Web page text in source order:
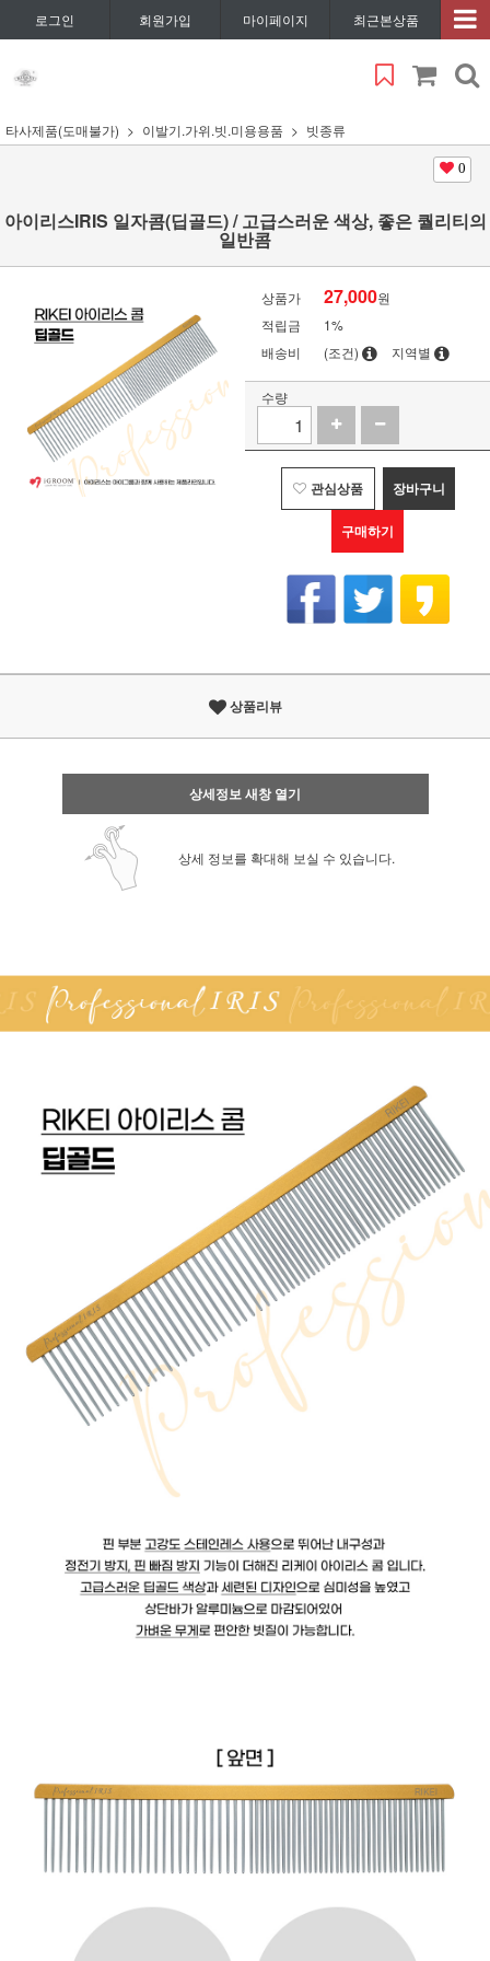
로그인 회원가입 마이페이지 최근본상품
타사제품(도매불가) 이발기.가위.빗.미용용품 빗종류
0
아이리스IRIS 일자콤(딥골드) / 고급스러운 색상, 좋은 퀄리티의
일반콤
상품가 27,000원
적립금
1%
배송비
(조건) 지역별
수량
관심상품 장바구니
구매하기
상품리뷰
상세정보 새창 열기
상세 정보를 확대해 보실 수 있습니다.